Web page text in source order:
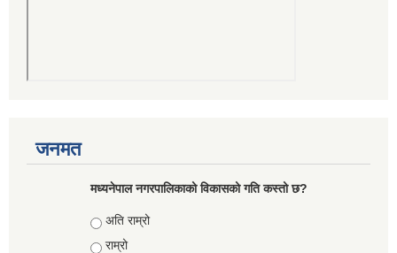
जनमत
मध्यनेपाल नगरपालिकाको विकासको गति कस्तो छ?
Choices
अति राम्रो
राम्रो